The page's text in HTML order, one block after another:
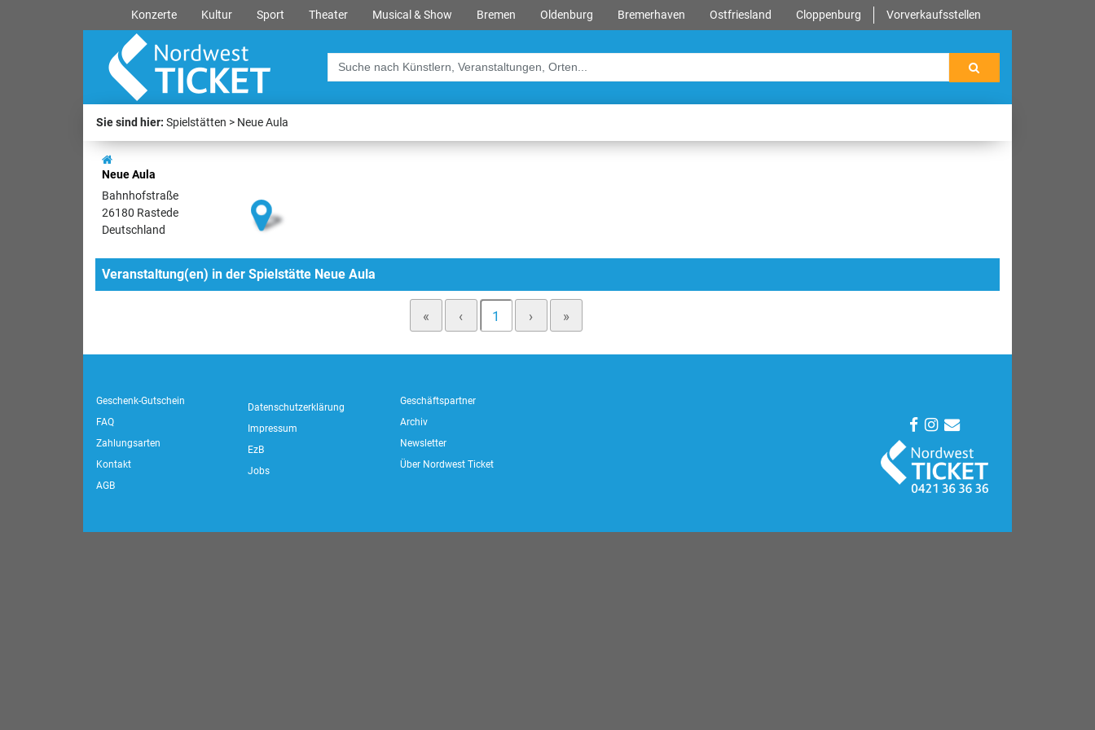
Konzerte Kultur Sport Theater Musical & Show Bremen Oldenburg Bremerhaven Ostfriesland Cloppenburg Vorverkaufsstellen
Sie sind hier: Spielstätten Neue Aula
Neue Aula
Bahnhofstraße
26180 Rastede
Deutschland
Veranstaltung(en) in der Spielstätte Neue Aula
« ‹ 1 › »
Geschenk-Gutschein
FAQ
Zahlungsarten
Kontakt
AGB
Datenschutzerklärung
Impressum
EzB
Jobs
Geschäftspartner
Archiv
Newsletter
Über Nordwest Ticket